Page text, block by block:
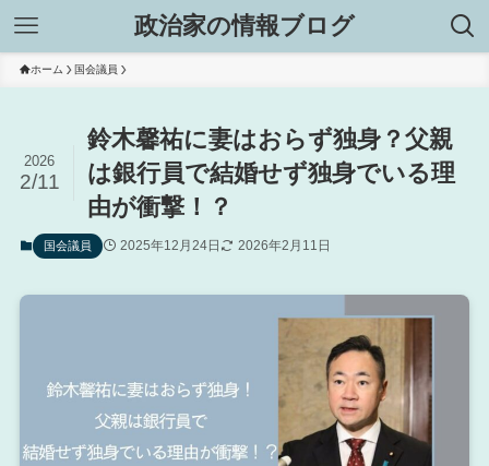
政治家の情報ブログ
ホーム 国会議員
鈴木馨祐に妻はおらず独身？父親
は銀行員で結婚せず独身でいる理
由が衝撃！？
2026
2/11
国会議員 2025年12月24日 2026年2月11日